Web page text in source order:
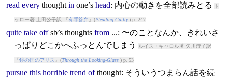
read every thought in one’s head: 内心の動きを全部読みとる ト
ゥロー著 上田公子訳 『有罪答弁』(Pleading Guilty) p. 247
quite take offsb’s thoughts from...: 〜のことなんか、きれいさ
っぱりどこかへふっとんでしまう
ルイス・キャロル著 矢川澄子訳
『鏡の国のアリス 』(Through the Looking-Glass) p. 53
pursue this horrible trend of thought: そういうつまらん話を続